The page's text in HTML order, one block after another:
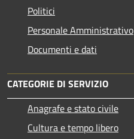
Politici
Personale Amministrativo
Documenti e dati
CATEGORIE DI SERVIZIO
Anagrafe e stato civile
Cultura e tempo libero